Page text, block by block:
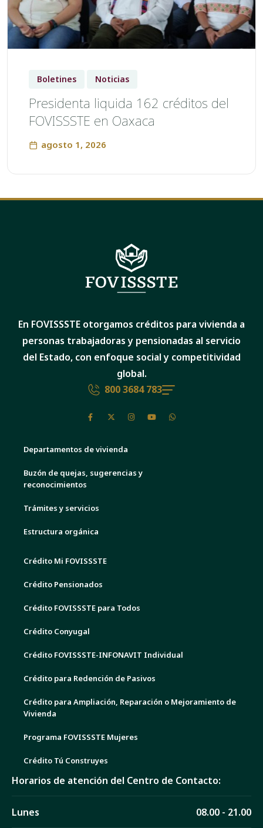
Boletines Noticias
Presidenta liquida 162 créditos del
FOVISSSTE en Oaxaca
agosto 1, 2026
En FOVISSSTE otorgamos créditos para vivienda a
personas trabajadoras y pensionadas al servicio
del Estado, con enfoque social y competitividad
global.
800 3684 783
Departamentos de vivienda
Buzón de quejas, sugerencias y
reconocimientos
Trámites y servicios
Estructura orgánica
Crédito Mi FOVISSSTE
Crédito Pensionados
Crédito FOVISSSTE para Todos
Crédito Conyugal
Crédito FOVISSSTE-INFONAVIT Individual
Crédito para Redención de Pasivos
Crédito para Ampliación, Reparación o Mejoramiento de
Vivienda
Programa FOVISSSTE Mujeres
Crédito Tú Construyes
Horarios de atención del Centro de Contacto:
Lunes 08.00 - 21.00